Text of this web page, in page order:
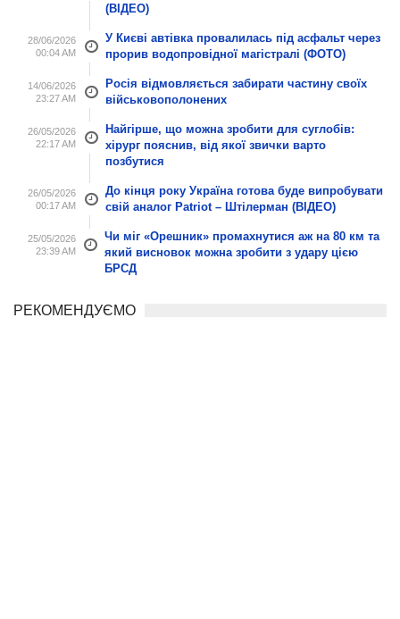
(ВІДЕО)
28/06/2026
00:04 AM
У Києві автівка провалилась під асфальт через
прорив водопровідної магістралі (ФОТО)
14/06/2026
23:27 AM
Росія відмовляється забирати частину своїх
військовополонених
26/05/2026
22:17 AM
Найгірше, що можна зробити для суглобів:
хірург пояснив, від якої звички варто
позбутися
26/05/2026
00:17 AM
До кінця року Україна готова буде випробувати
свій аналог Patriot – Штілерман (ВІДЕО)
25/05/2026
23:39 AM
Чи міг «Орешник» промахнутися аж на 80 км та
який висновок можна зробити з удару цією
БРСД
РЕКОМЕНДУЄМО